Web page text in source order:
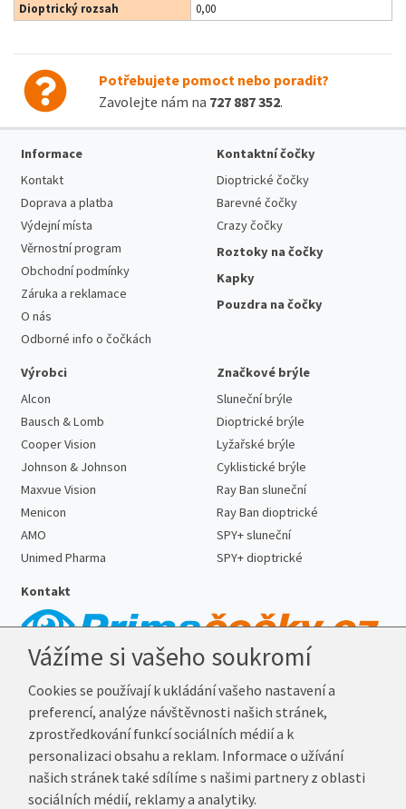
Dioptrický rozsah
0,00
Potřebujete pomoct nebo poradit?
Zavolejte nám na 727 887 352.
Informace
Kontakt
Doprava a platba
Výdejní místa
Věrnostní program
Obchodní podmínky
Záruka a reklamace
O nás
Odborné info o čočkách
Kontaktní čočky
Dioptrické čočky
Barevné čočky
Crazy čočky
Roztoky na čočky
Kapky
Pouzdra na čočky
Výrobci
Alcon
Bausch & Lomb
Cooper Vision
Johnson & Johnson
Maxvue Vision
Menicon
AMO
Unimed Pharma
Značkové brýle
Sluneční brýle
Dioptrické brýle
Lyžařské brýle
Cyklistické brýle
Ray Ban sluneční
Ray Ban dioptrické
SPY+ sluneční
SPY+ dioptrické
Kontakt
E-mail:info@prima-cocky.cz
Reklamační adresa
Andrea Votavová
Revoluční 1017
290 01 Poděbrady
Vážíme si vašeho soukromí
Cookies se používají k ukládání vašeho nastavení a
preferencí, analýze návštěvnosti našich stránek,
zprostředkování funkcí sociálních médií a k
personalizaci obsahu a reklam. Informace o užívání
našich stránek také sdílíme s našimi partnery z oblasti
sociálních médií, reklamy a analytiky.